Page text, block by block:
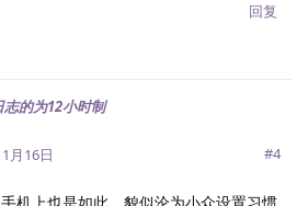
回复
的为12小时制
月16日 #4